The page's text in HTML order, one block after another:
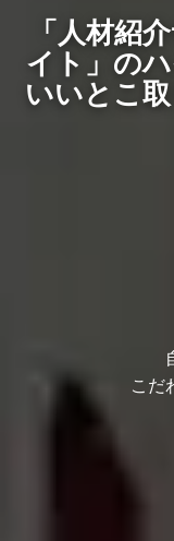
策提言ま
ます。ま
の育成や
推進し、
化する役
採用背景
当社は事
新規事業
ーチチー
提案をよ
目指して
うだけで
に事業
ど）へと
験豊富な
自社サー
リサー
ト、イン
ラフィ調査
リサーチ
マージャ
新規事業
「人材紹
イト」の
いいとこ
こだ